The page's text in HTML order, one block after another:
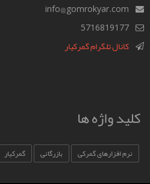
info@gomrokyar.com
5716819177
کانال تلگرام گمرکیار
کلید واژه ها
نرم افزارهای گمرکی بازرگانی گمرکیار